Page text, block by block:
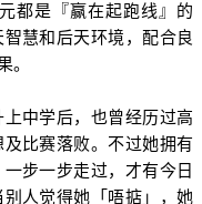
都是『赢在起跑线』的
智慧和后天环境，配合良
。
中学后，也曾经历过高
比赛落败。不过她拥有
步一步走过，才有今日
人觉得她「唔掂」，她